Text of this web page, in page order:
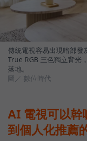
傳統電視容易出現暗部發
True RGB 三色獨立背光
落地。
圖／ 數位時代
AI 電視可以幹
到個人化推薦